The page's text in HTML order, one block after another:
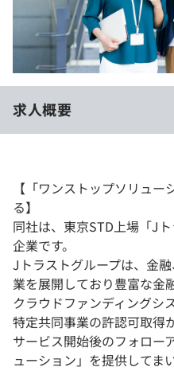
法人向けプラン
学校向けプラン
契約内容・クーポン
求人概要
【「ワンストップソリュ
る】
同社は、東京STD上場「J
企業です。
Jトラストグループは、金
業を展開しており豊富な金
クラウドファンディングシ
特定共同事業の許認可取得
サービス開始後のフォロー
ューション」を提供してま